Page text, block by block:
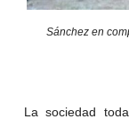
Sánchez en
La sociedad